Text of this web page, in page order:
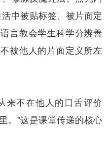
中被贴标签、被片面定
言教会学生科学分辨善
被他人的片面定义所左
来不在他人的口舌评价
。”这是课堂传递的核心